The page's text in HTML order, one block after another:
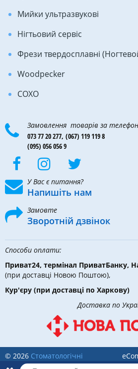
Мийки ультразвукові
Нігтьовий сервіс
Фрези твердосплавні
Woodpecker
COXO
Замовлення товарів за
073 77 20 277, (067) 119 119 8
(095) 056 056 9
У Вас є питання?
Напишіть нам
Замовте
Зворотній дзвінок
Способи оплати:
Приват24, термінал ПриватБанку,
(при доставці Новою Поштою),
Кур'єру (при доставці по Харкову)
Доставка по
© 2026 Стоматологічні
інструменти, матеріали та